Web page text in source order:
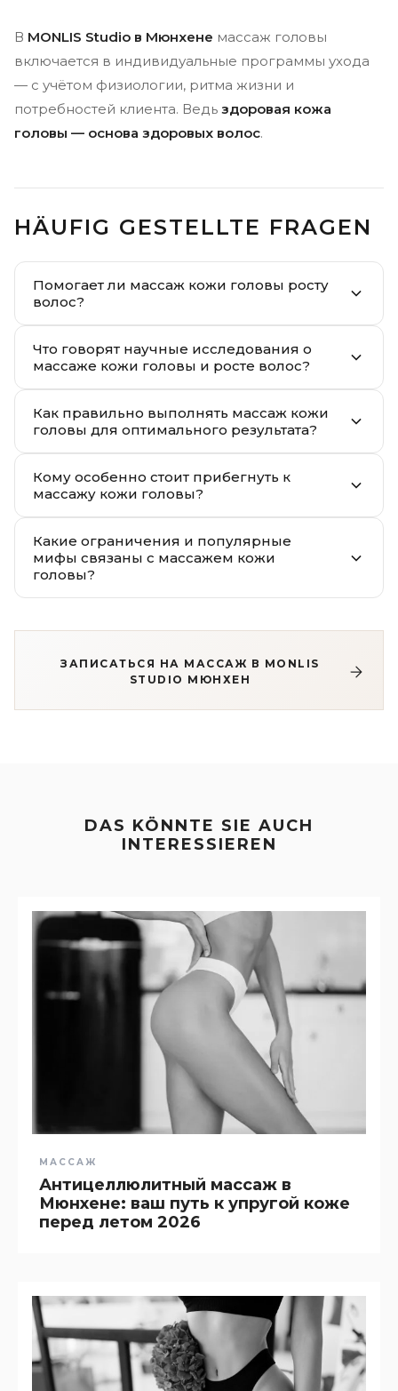
В MONLIS Studio в Мюнхене массаж головы
включается в индивидуальные программы ухода
— с учётом физиологии, ритма жизни и
потребностей клиента. Ведь здоровая кожа
головы — основа здоровых волос.
HÄUFIG GESTELLTE FRAGEN
Помогает ли массаж кожи головы росту
волос?
Что говорят научные исследования о
массаже кожи головы и росте волос?
Как правильно выполнять массаж кожи
головы для оптимального результата?
Кому особенно стоит прибегнуть к
массажу кожи головы?
Какие ограничения и популярные
мифы связаны с массажем кожи
головы?
ЗАПИСАТЬСЯ НА МАССАЖ В MONLIS
STUDIO МЮНХЕН
DAS KÖNNTE SIE AUCH
INTERESSIEREN
МАССАЖ
Антицеллюлитный массаж в
Мюнхене: ваш путь к упругой коже
перед летом 2026